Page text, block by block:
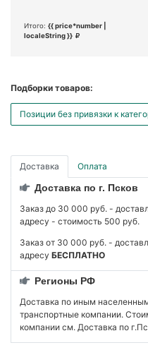
Итого: {{ price*number |
localeString }}
Подборки товаров:
Позиции без привязки к
Доставка Оплата
Доставка по г. Псков
Заказ до 30 000 руб. -
адресу - стоимость 500 руб.
Заказ от 30 000 руб. -
адресу БЕСПЛАТНО
Регионы РФ
Доставка по иным
транспортные компании.
компании см. Доставка по